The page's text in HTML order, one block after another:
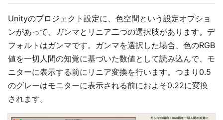
Unityのプロジェクト設定に、色空間という設定オプショ
ンがあって、ガンマとリニア二つの選択肢があります。デ
フォルトはガンマです。ガンマを選択した場合、色のRGB
値を一切人間の知覚に基づいた数値として読み込んで、モ
ニターに表示する前にリニア変換を行います。つまり0.5
のグレーはモニターに表示される前におよそ0.22に変換
されます。